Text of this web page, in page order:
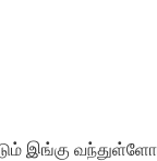
இங்கு